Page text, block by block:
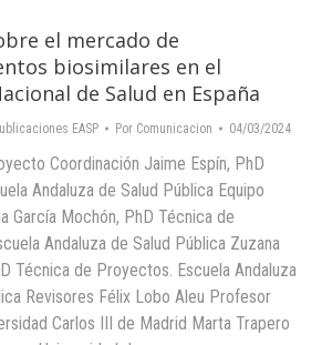
el mercado de
biosimilares en el
de Salud en España
EASP Por Comunicacion 04/03/2024
Coordinación Jaime Espín, PhD
Andaluza de Salud Pública Equipo
García Mochón, PhD Técnica de
Andaluza de Salud Pública Zuzana
Técnica de Proyectos. Escuela Andaluza
Revisores Félix Lobo Aleu Profesor
Carlos III de Madrid Marta Trapero